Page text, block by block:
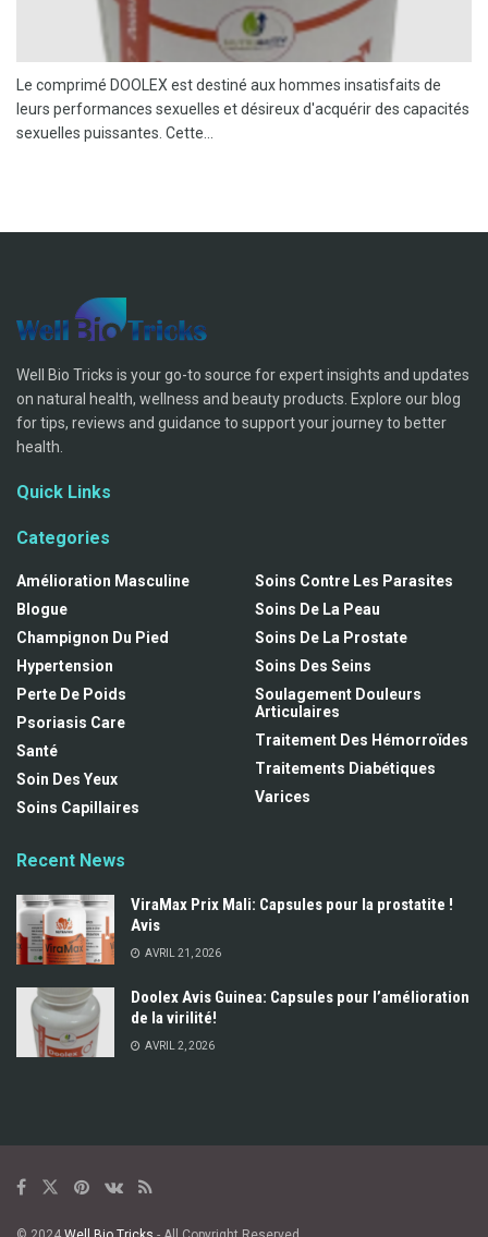
Le comprimé DOOLEX est destiné aux hommes insatisfaits de
leurs performances sexuelles et désireux d'acquérir des capacités
sexuelles puissantes. Cette...
Well Bio Tricks is your go-to source for expert insights and updates
on natural health, wellness and beauty products. Explore our blog
for tips, reviews and guidance to support your journey to better
health.
Quick Links
Categories
Amélioration Masculine
Blogue
Champignon Du Pied
Hypertension
Perte De Poids
Psoriasis Care
Santé
Soin Des Yeux
Soins Capillaires
Soins Contre Les Parasites
Soins De La Peau
Soins De La Prostate
Soins Des Seins
Soulagement Douleurs
Articulaires
Traitement Des Hémorroïdes
Traitements Diabétiques
Varices
Recent News
ViraMax Prix Mali: Capsules pour la prostatite !
Avis
AVRIL 21, 2026
Doolex Avis Guinea: Capsules pour l’amélioration
de la virilité!
AVRIL 2, 2026